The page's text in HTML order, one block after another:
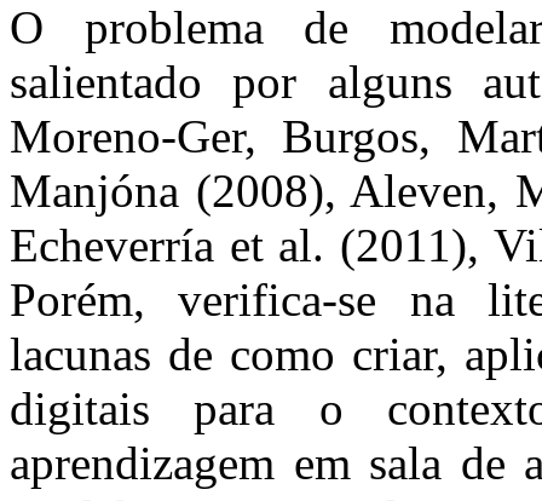
O problema de
salientado por alguns
Moreno-Ger, Burgos,
Manjóna (2008), Aleven,
Echeverría et al. (2011),
Porém, verifica-se na
lacunas de como criar,
digitais para o
aprendizagem em sala de